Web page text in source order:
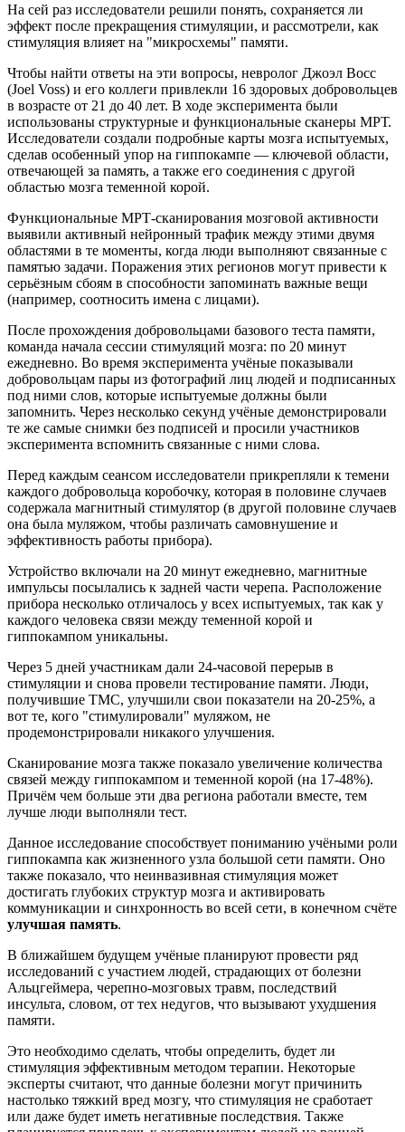
На сей раз исследователи решили понять, сохраняется ли
эффект после прекращения стимуляции, и рассмотрели, как
стимуляция влияет на "микросхемы" памяти.
Чтобы найти ответы на эти вопросы, невролог Джоэл Восс
(Joel Voss) и его коллеги привлекли 16 здоровых добровольцев
в возрасте от 21 до 40 лет. В ходе эксперимента были
использованы структурные и функциональные сканеры МРТ.
Исследователи создали подробные карты мозга испытуемых,
сделав особенный упор на гиппокампе — ключевой области,
отвечающей за память, а также его соединения с другой
областью мозга теменной корой.
Функциональные МРТ-сканирования мозговой активности
выявили активный нейронный трафик между этими двумя
областями в те моменты, когда люди выполняют связанные с
памятью задачи. Поражения этих регионов могут привести к
серьёзным сбоям в способности запоминать важные вещи
(например, соотносить имена с лицами).
После прохождения добровольцами базового теста памяти,
команда начала сессии стимуляций мозга: по 20 минут
ежедневно. Во время эксперимента учёные показывали
добровольцам пары из фотографий лиц людей и подписанных
под ними слов, которые испытуемые должны были
запомнить. Через несколько секунд учёные демонстрировали
те же самые снимки без подписей и просили участников
эксперимента вспомнить связанные с ними слова.
Перед каждым сеансом исследователи прикрепляли к темени
каждого добровольца коробочку, которая в половине случаев
содержала магнитный стимулятор (в другой половине случаев
она была муляжом, чтобы различать самовнушение и
эффективность работы прибора).
Устройство включали на 20 минут ежедневно, магнитные
импульсы посылались к задней части черепа. Расположение
прибора несколько отличалось у всех испытуемых, так как у
каждого человека связи между теменной корой и
гиппокампом уникальны.
Через 5 дней участникам дали 24-часовой перерыв в
стимуляции и снова провели тестирование памяти. Люди,
получившие ТМС, улучшили свои показатели на 20-25%, а
вот те, кого "стимулировали" муляжом, не
продемонстрировали никакого улучшения.
Сканирование мозга также показало увеличение количества
связей между гиппокампом и теменной корой (на 17-48%).
Причём чем больше эти два региона работали вместе, тем
лучше люди выполняли тест.
Данное исследование способствует пониманию учёными роли
гиппокампа как жизненного узла большой сети памяти. Оно
также показало, что неинвазивная стимуляция может
достигать глубоких структур мозга и активировать
коммуникации и синхронность во всей сети, в конечном счёте
улучшая память.
В ближайшем будущем учёные планируют провести ряд
исследований с участием людей, страдающих от болезни
Альцгеймера, черепно-мозговых травм, последствий
инсульта, словом, от тех недугов, что вызывают ухудшения
памяти.
Это необходимо сделать, чтобы определить, будет ли
стимуляция эффективным методом терапии. Некоторые
эксперты считают, что данные болезни могут причинить
настолько тяжкий вред мозгу, что стимуляция не сработает
или даже будет иметь негативные последствия. Также